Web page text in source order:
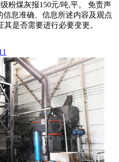
粉煤灰报150元/吨,平。 免责声
信息准确、信息所述内容及观点
是否需要进行必要变更。